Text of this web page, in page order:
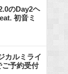
のDay2ヘ
初音ミ
カルミライ
ご予約受付